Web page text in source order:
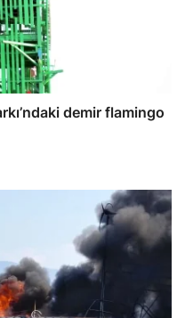
demir flamingo